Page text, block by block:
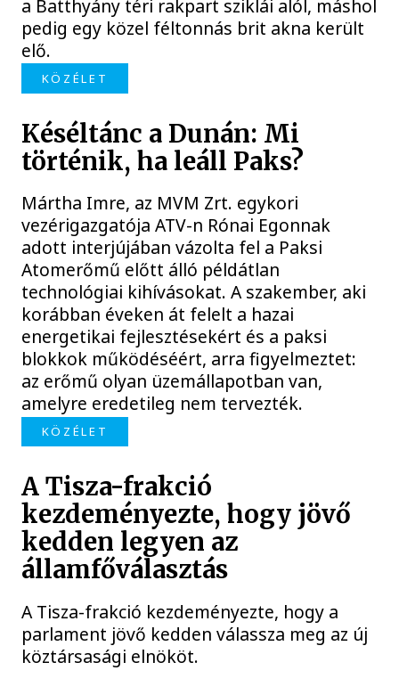
a Batthyány téri rakpart sziklái alól, máshol
pedig egy közel féltonnás brit akna került
elő.
KÖZÉLET
Késéltánc a Dunán: Mi
történik, ha leáll Paks?
Mártha Imre, az MVM Zrt. egykori
vezérigazgatója ATV-n Rónai Egonnak
adott interjújában vázolta fel a Paksi
Atomerőmű előtt álló példátlan
technológiai kihívásokat. A szakember, aki
korábban éveken át felelt a hazai
energetikai fejlesztésekért és a paksi
blokkok működéséért, arra figyelmeztet:
az erőmű olyan üzemállapotban van,
amelyre eredetileg nem tervezték.
KÖZÉLET
A Tisza-frakció
kezdeményezte, hogy jövő
kedden legyen az
államfőválasztás
A Tisza-frakció kezdeményezte, hogy a
parlament jövő kedden válassza meg az új
köztársasági elnököt.